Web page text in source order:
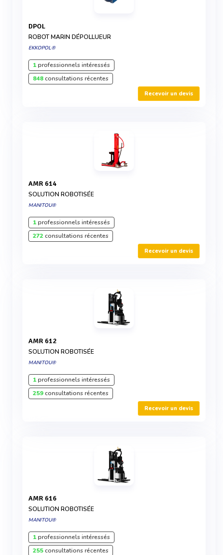
DPOL
ROBOT MARIN DÉPOLLUEUR
EKKOPOL®
1professionnels intéressés
848consultations récentes
Recevoir un devis
AMR 614
SOLUTION ROBOTISÉE
MANITOU®
1professionnels intéressés
272consultations récentes
Recevoir un devis
AMR 612
SOLUTION ROBOTISÉE
MANITOU®
1professionnels intéressés
259consultations récentes
Recevoir un devis
AMR 616
SOLUTION ROBOTISÉE
MANITOU®
1professionnels intéressés
255consultations récentes